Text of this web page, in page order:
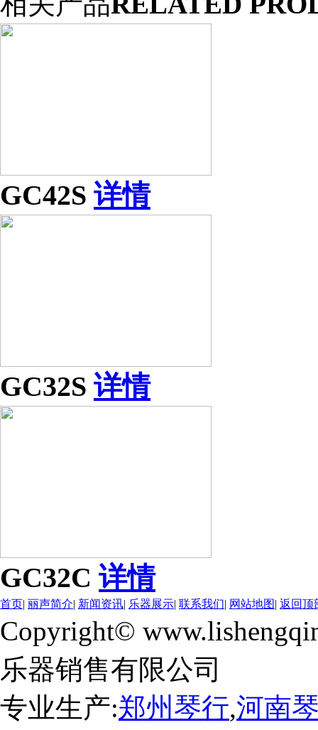
GC42S 详情
GC32S 详情
GC32C 详情
首页| 丽声简介| 新闻资讯| 乐器展示| 联系我们| 网站地图| 返回顶
Copyright©
乐器销售有限公司
专业生产:郑州琴行,河南